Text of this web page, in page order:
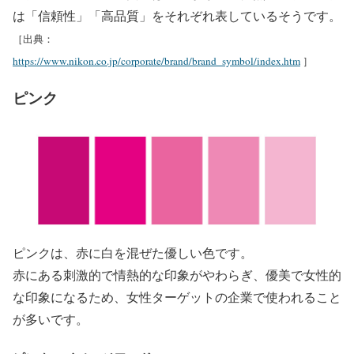
は「信頼性」「高品質」をそれぞれ表しているそうです。
［出典：
https://www.nikon.co.jp/corporate/brand/brand_symbol/index.htm ］
ピンク
ピンクは、赤に白を混ぜた優しい色です。
赤にある刺激的で情熱的な印象がやわらぎ、優美で女性的
な印象になるため、女性ターゲットの企業で使われること
が多いです。